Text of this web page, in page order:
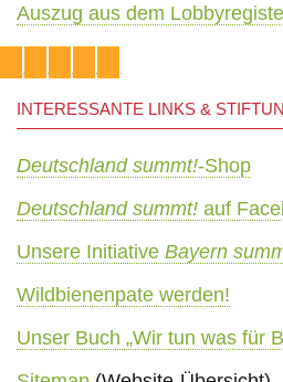
Auszug aus dem
INTERESSANTE LINKS &
Deutschland summt!-Shop
Deutschland summt! auf
Unsere Initiative Bayern
Wildbienenpate werden!
Unser Buch „Wir tun was für